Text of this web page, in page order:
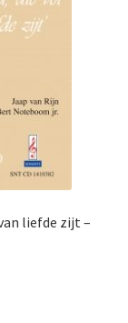
liefde zijt –